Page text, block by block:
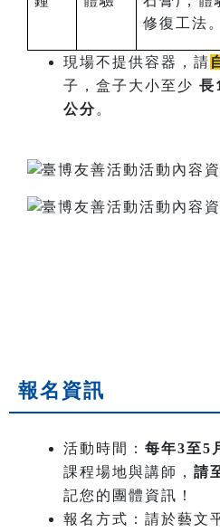
修復工法。
現場不提供容器，請
子，盒子大小至少 長
公分。
報名資訊
活動時間： 每年3至5
課程場地與講師， 請
記您的團體資訊！
報名方式：請於藝文